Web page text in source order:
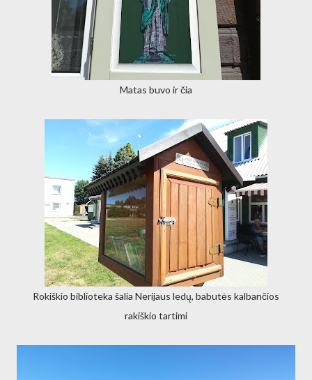
Matas buvo ir čia
Rokiškio biblioteka šalia Nerijaus ledų, babutės kalbančios
rakiškio tartimi